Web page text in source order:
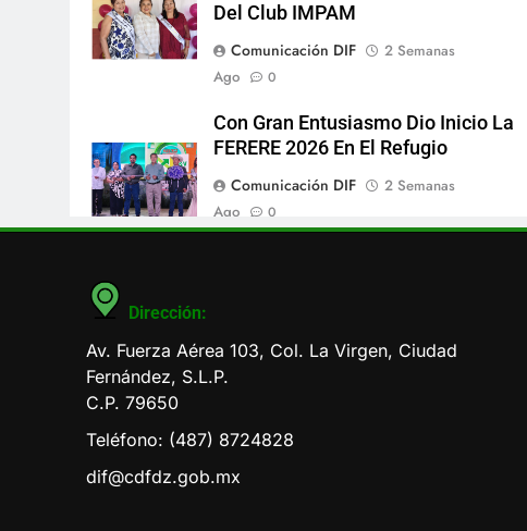
Del Club IMPAM
Comunicación DIF
2 Semanas
Ago
0
Con Gran Entusiasmo Dio Inicio La
FERERE 2026 En El Refugio
Comunicación DIF
2 Semanas
Ago
0
Dirección:
Av. Fuerza Aérea 103, Col. La Virgen, Ciudad
Fernández, S.L.P.
C.P. 79650
Teléfono: (487) 8724828
dif@cdfdz.gob.mx